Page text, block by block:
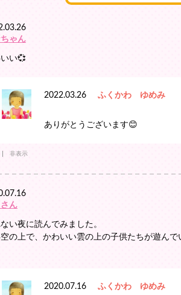
ゃん
い💞
2022.03.26 ふくかわ ゆめみ
ありがとうございます😊
非表示
ん
い夜に読んでみました。
の上で、かわいい雲の上の子供たちが遊んで
2020.07.16 ふくかわ ゆめみ